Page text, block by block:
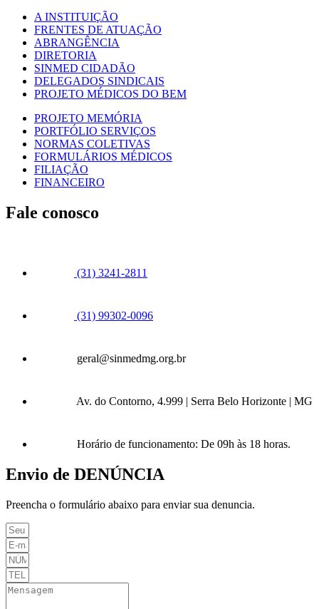
A INSTITUIÇÃO
FRENTES DE ATUAÇÃO
ABRANGÊNCIA
DIRETORIA
SINMED CIDADÃO
DELEGADOS SINDICAIS
PROJETO MÉDICOS DO BEM
PROJETO MEMÓRIA
PORTFÓLIO SERVIÇOS
NORMAS COLETIVAS
FORMULÁRIOS MÉDICOS
FILIAÇÃO
FINANCEIRO
Fale conosco
(31) 3241-2811
(31) 99302-0096
geral@sinmedmg.org.br
Av. do Contorno, 4.999 | Serra Belo Horizonte | MG
Horário de funcionamento: De 09h às 18 horas.
Envio de DENÚNCIA
Preencha o formulário abaixo para enviar sua denuncia.